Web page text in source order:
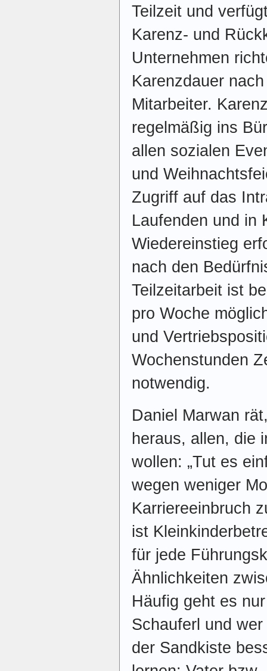
Teilzeit und
Karenz- und
Unternehmen
Karenzdauer
Mitarbeiter.
regelmäßig ins
allen sozialen
und
Zugriff auf das
Laufenden und in
Wiedereinstieg
nach den
Teilzeitarbeit ist
pro Woche
und
Wochenstunden
notwendig.
Daniel Marwan
heraus, allen, die
wollen: „Tut es
wegen weniger
Karriereeinbruch
ist
für jede
Ähnlichkeiten
Häufig geht es
Schauferl und
der Sandkiste